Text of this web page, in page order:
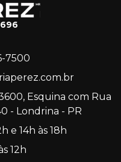
7500
Esquina com Rua
- Londrina - PR
e 14h às 18h
12h